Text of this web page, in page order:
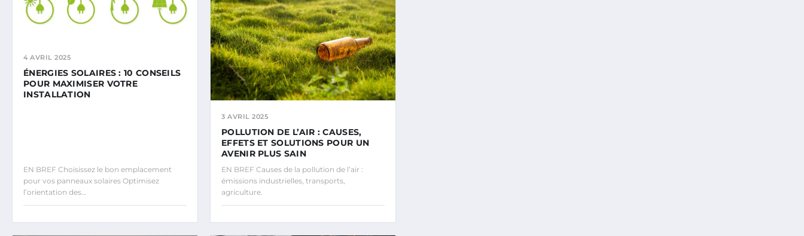
4 AVRIL 2025
ÉNERGIES SOLAIRES : 10 CONSEILS
POUR MAXIMISER VOTRE
INSTALLATION
EN BREF Choisissez le bon emplacement
pour vos panneaux solaires Optimisez
l’orientation des…
3 AVRIL 2025
POLLUTION DE L’AIR : CAUSES,
EFFETS ET SOLUTIONS POUR UN
AVENIR PLUS SAIN
EN BREF Causes de la pollution de l’air :
émissions industrielles, transports,
agriculture.